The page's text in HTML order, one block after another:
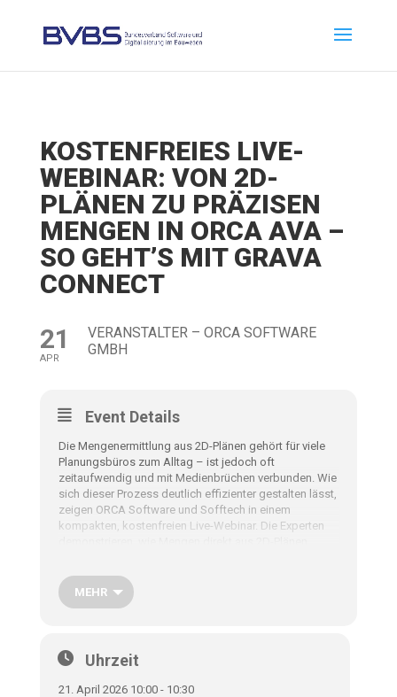
KOSTENFREIES LIVE-
WEBINAR: VON 2D-
PLÄNEN ZU PRÄZISEN
MENGEN IN ORCA AVA –
SO GEHT’S MIT GRAVA
CONNECT
21
APR
VERANSTALTER – ORCA SOFTWARE
GMBH
Event Details
Die Mengenermittlung aus 2D-Plänen gehört für viele
Planungsbüros zum Alltag – ist jedoch oft
zeitaufwendig und mit Medienbrüchen verbunden. Wie
sich dieser Prozess deutlich effizienter gestalten lässt,
zeigen ORCA Software und Sofftech in einem
kompakten, kostenfreien Live-Webinar. Die Experten
übernommen werden können. Mit GRAVA connect
lassen sich Planinformationen strukturiert auswerten
und die ermittelten Mengen unmittelbar in ORCA AVA
Leistungsverzeichnis. Ergänzend geben die Referenten
praktische Tipps für den effizienten Einsatz im
Arbeitsalltag. Das Webinar richtet sich an Architekten,
MEHR
Uhrzeit
21. April 2026 10:00 - 10:30